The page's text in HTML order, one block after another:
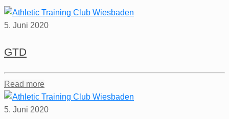
5. Juni 2020
GTD
Read more
5. Juni 2020